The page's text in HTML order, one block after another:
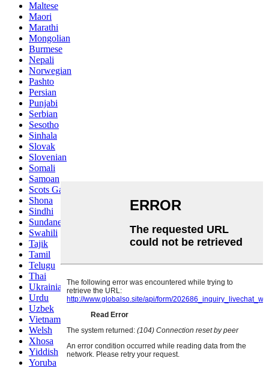
Maltese
Maori
Marathi
Mongolian
Burmese
Nepali
Norwegian
Pashto
Persian
Punjabi
Serbian
Sesotho
Sinhala
Slovak
Slovenian
Somali
Samoan
Scots Gaelic
Shona
Sindhi
Sundanese
Swahili
Tajik
Tamil
Telugu
Thai
Ukrainian
Urdu
Uzbek
Vietnamese
Welsh
Xhosa
Yiddish
Yoruba